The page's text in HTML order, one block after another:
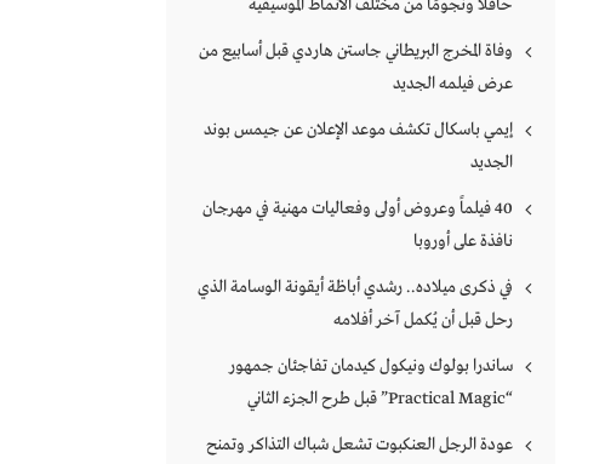
حافلًا ونجومًا من مختلف الأنماط الموسيقية
وفاة المخرج البريطاني جاستن هاردي قبل أسابيع من
عرض فيلمه الجديد
إيمي باسكال تكشف موعد الإعلان عن جيمس بوند
الجديد
40 فيلماً وعروض أولى وفعاليات مهنية في مهرجان
نافذة على أوروبا
في ذكرى ميلاده.. رشدي أباظة أيقونة الوسامة الذي
رحل قبل أن يُكمل آخر أفلامه
ساندرا بولوك ونيكول كيدمان تفاجئان جمهور
“Practical Magic” قبل طرح الجزء الثاني
عودة الرجل العنكبوت تشعل شباك التذاكر وتمنح